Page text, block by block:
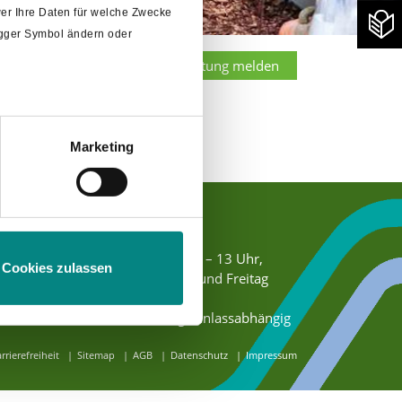
Ihre Daten für welche Zwecke
Symbol ändern oder
Abschnitt Einzelheiten
Marketing
Cookies zulassen
Veranstaltung melden
Öffnungszeiten
Tourist-Information
Montag – Samstag 10 – 13 Uhr,
Montag, Donnerstag und Freitag
Sonn- und Feiertage anlassabhängig
Sitemap AGB Datenschutz Impressum